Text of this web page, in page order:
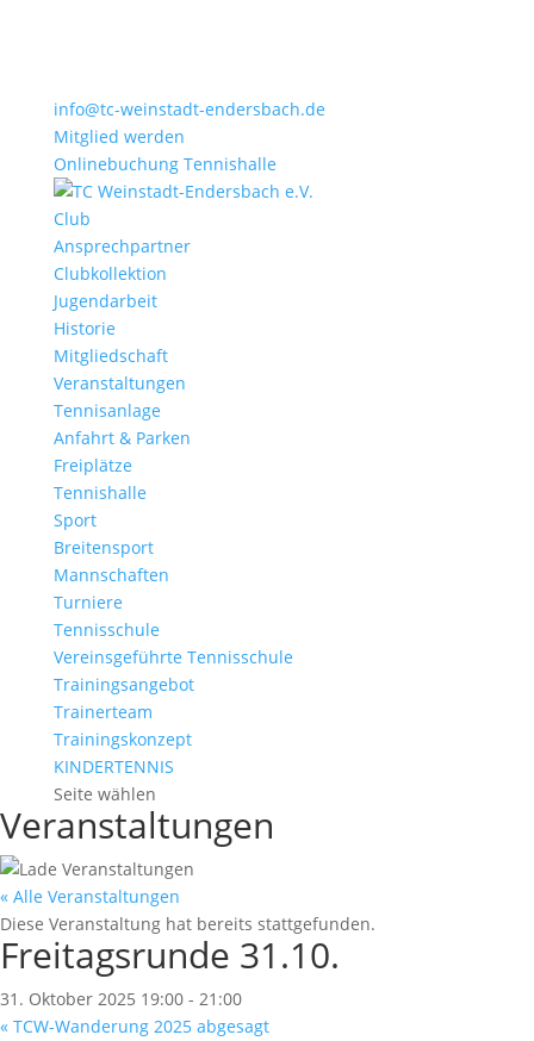
info@tc-weinstadt-endersbach.de
Mitglied werden
Onlinebuchung Tennishalle
Club
Ansprechpartner
Clubkollektion
Jugendarbeit
Historie
Mitgliedschaft
Veranstaltungen
Tennisanlage
Anfahrt & Parken
Freiplätze
Tennishalle
Sport
Breitensport
Mannschaften
Turniere
Tennisschule
Vereinsgeführte Tennisschule
Trainingsangebot
Trainerteam
Trainingskonzept
KINDERTENNIS
Seite wählen
Veranstaltungen
« Alle Veranstaltungen
Diese Veranstaltung hat bereits stattgefunden.
Freitagsrunde 31.10.
31. Oktober 2025 19:00 - 21:00
« TCW-Wanderung 2025 abgesagt